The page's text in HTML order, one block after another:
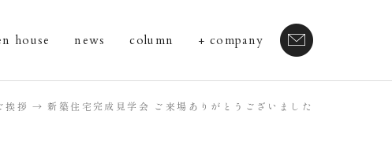
house news column company
挨拶 新築住宅完成見学会 ご来場ありがとうございました